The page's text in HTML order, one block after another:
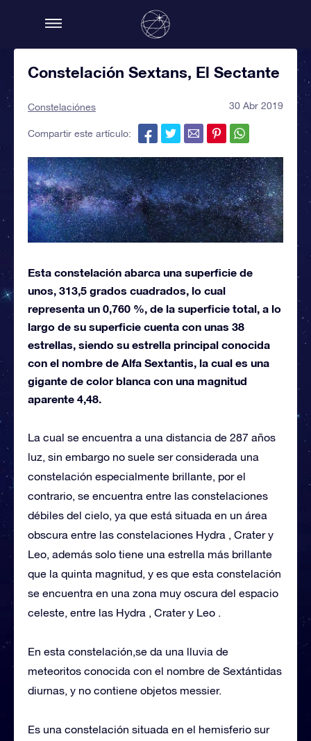
Constelación Sextans, El Sectante
Constelaciónes 30 Abr 2019
Compartir este artículo:
Esta constelación abarca una superficie de
unos, 313,5 grados cuadrados, lo cual
representa un 0,760 %, de la superficie total, a lo
largo de su superficie cuenta con unas 38
estrellas, siendo su estrella principal conocida
con el nombre de Alfa Sextantis, la cual es una
gigante de color blanca con una magnitud
aparente 4,48.
La cual se encuentra a una distancia de 287 años
luz, sin embargo no suele ser considerada una
constelación especialmente brillante, por el
contrario, se encuentra entre las constelaciones
débiles del cielo, ya que está situada en un área
obscura entre las constelaciones Hydra , Crater y
Leo, además solo tiene una estrella más brillante
que la quinta magnitud, y es que esta constelación
se encuentra en una zona muy oscura del espacio
celeste, entre las Hydra , Crater y Leo .
En esta constelación,se da una lluvia de
meteoritos conocida con el nombre de Sextántidas
diurnas, y no contiene objetos messier.
Es una constelación situada en el hemisferio sur